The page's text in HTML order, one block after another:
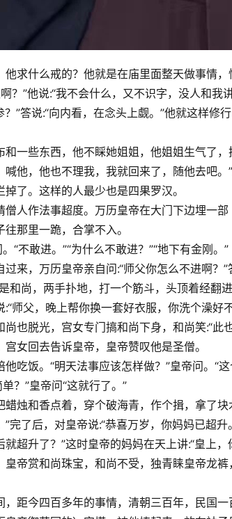
他求什么戒的？他就是在庙里面整天做事情
？”他说:“我不会什么，又不识字，没人和我
？”答说:“向内看，在念头上觑。”他就这样修
一些东西，他不睬她姐姐，他姐姐生气了
喊他，他也不理我，我就回来了，随他去吧
了。这样的人最少也是四果罗汉。
僧人作法事超度。万历皇帝在大门下边埋一
那里一跪，合掌不入。
“不敢进。”“为什么不敢进？”“地下有金刚。”
来，万历皇帝亲自问:“师父你怎么不进啊？”
和尚，两手扑地，打一个筋斗，头顶着经翻进
师父，晚上帮你换一套好衣服，你洗个澡好
也脱光，宫女专门搞和尚下身，和尚笑:“此
女回去告诉皇帝，皇帝赞叹他是圣僧。
吃饭。“明天法事应该怎样做？”皇帝问。“
？”皇帝问“这就行了。”
烛和香点着，穿个破海青，作个揖，拿了
完了后，对皇帝说:“恭喜万岁，你妈妈已超
超升了？”这时皇帝的妈妈在天上讲:“皇上
皇帝赏和尚珠宝，和尚不受，独青睐皇帝龙
，距今四百多年的事情，清朝三百年，民国